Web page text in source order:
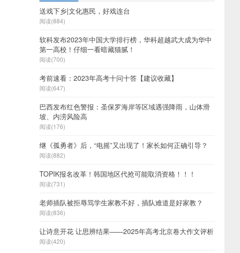
送戏下乡|文化惠民，好戏连台
阅读(884)
软科发布2023年中国大学排行榜，华科超越武大成为华中
第一高校！仔细一看暗藏猫腻！
阅读(700)
考前速看：2023年高考十问十答【建议收藏】
阅读(647)
巴西发布红色警报：圣保罗海岸等区域遇强降雨，山体滑
坡、内涝风险高
阅读(176)
继《孤勇者》后，“电摇”又出现了！家长如何正确引导？
阅读(882)
TOPIK报名改革！韩国地区代抢可能取消资格！！！
阅读(731)
老师插队被拒辱骂学生家教不好，插队难道是好家教？
阅读(836)
让诗意开花 让思辨结果——2025年高考北京卷大作文评析
阅读(420)